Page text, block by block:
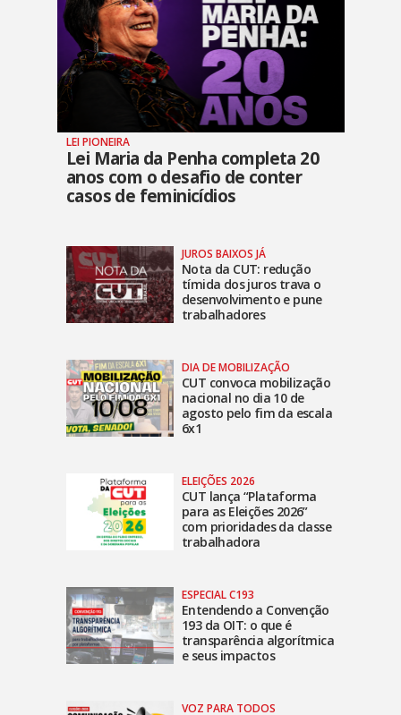
JUROS BAIXOS JÁ
Nota da CUT: redução
tímida dos juros trava o
desenvolvimento e pune
trabalhadores
DIA DE MOBILIZAÇÃO
CUT convoca mobilização
nacional no dia 10 de
agosto pelo fim da escala
6x1
LEI PIONEIRA
Lei Maria da Penha completa 20
anos com o desafio de conter
casos de feminicídios
ELEIÇÕES 2026
CUT lança “Plataforma
para as Eleições 2026”
com prioridades da classe
trabalhadora
ESPECIAL C193
Entendendo a Convenção
193 da OIT: o que é
transparência algorítmica
e seus impactos
VOZ PARA TODOS